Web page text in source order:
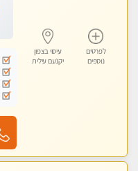
לפרטים
נוספים
עיסוי בצפון
יקנעם עילית